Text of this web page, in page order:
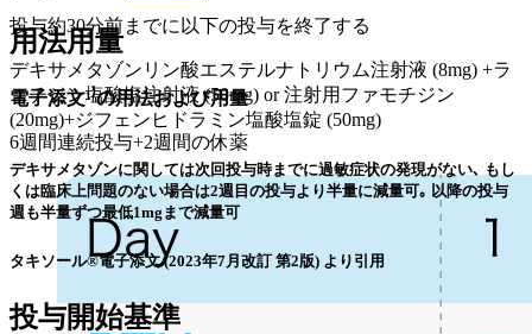
投与約30分前までに以下の投与を終了する
デキサメタゾンリン酸エステルナトリウム注射液 (8mg) +ラ
ニチジン塩酸塩注射液 (50mg) or 注射用ファモチジン
(20mg)+ジフェンヒドラミン塩酸塩錠 (50mg)
デキサメタゾンに関しては次回投与時までに過敏症状の発現がない､ もし
くは臨床上問題のない場合は2週目の投与より半量に減量可｡ 以降の投与
週も半量ずつ最低1mgまで減量可
タキソール®電子添文 (2023年7月改訂 第2版) より引用
投与開始基準
用法用量
電子添文¹⁾の用法および用量
6週間連続投与+2週間の休薬